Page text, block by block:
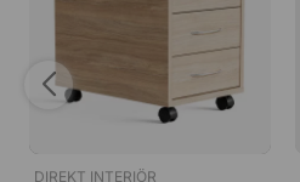
DIREKT INTERIÖR